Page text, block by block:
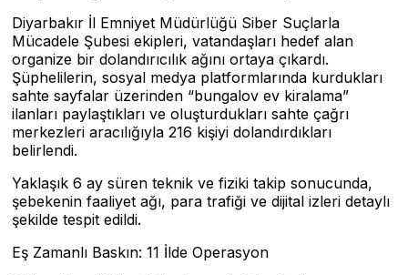
Diyarbakır İl Emniyet Müdürlüğü Siber Suçlarla
Mücadele Şubesi ekipleri, vatandaşları hedef alan
organize bir dolandırıcılık ağını ortaya çıkardı.
Şüphelilerin, sosyal medya platformlarında kurdukları
sahte sayfalar üzerinden “bungalov ev kiralama”
ilanları paylaştıkları ve oluşturdukları sahte çağrı
merkezleri aracılığıyla 216 kişiyi dolandırdıkları
belirlendi.
Yaklaşık 6 ay süren teknik ve fiziki takip sonucunda,
şebekenin faaliyet ağı, para trafiği ve dijital izleri detaylı
şekilde tespit edildi.
Eş Zamanlı Baskın: 11 İlde Operasyon